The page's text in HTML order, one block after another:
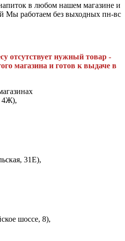
в любом нашем магазине и
Мы работаем без выходных пн-вс
отсутствует нужный товар -
магазина и готов к выдаче в
4Ж),
31Е),
шоссе, 8),